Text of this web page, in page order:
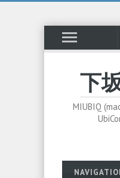
下
MIUBIQ